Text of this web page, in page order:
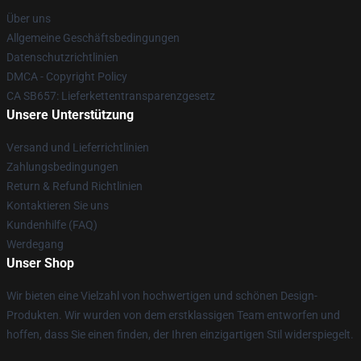
Über uns
Allgemeine Geschäftsbedingungen
Datenschutzrichtlinien
DMCA - Copyright Policy
CA SB657: Lieferkettentransparenzgesetz
Unsere Unterstützung
Versand und Lieferrichtlinien
Zahlungsbedingungen
Return & Refund Richtlinien
Kontaktieren Sie uns
Kundenhilfe (FAQ)
Werdegang
Unser Shop
Wir bieten eine Vielzahl von hochwertigen und schönen Design-
Produkten. Wir wurden von dem erstklassigen Team entworfen und
hoffen, dass Sie einen finden, der Ihren einzigartigen Stil widerspiegelt.